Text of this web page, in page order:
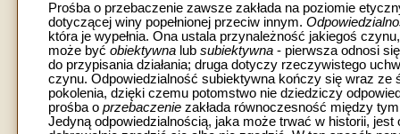
Prośba o przebaczenie zawsze zakłada na poziomie
dotyczącej winy popełnionej przeciw innym.
która je wypełnia. Ona ustala przynależność jakiegoś
może być obiektywna lub subiektywna - pierwsza odnosi
do przypisania działania; druga dotyczy rzeczywistego
czynu. Odpowiedzialność subiektywna kończy się wraz ze
pokolenia, dzięki czemu potomstwo nie dziedziczy
prośba o przebaczenie zakłada równoczesność między
Jedyną odpowiedzialnością, jaka może trwać w historii,